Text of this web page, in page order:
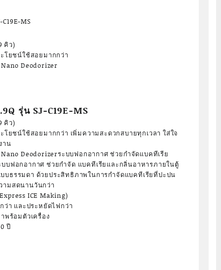
MS
คิว)
โยชน์ใช้สอยมากกว่า
Deodorizer
รุ่น SJ-C19E-MS
คิว)
โยชน์ใช้สอยมากกว่า เพิ่มความสะดวกสบายทุกเวลา ใส่ใจ
าน
Deodorizerระบบฟอกอากาศ ช่วยกำจัดแบคทีเรีย
บฟอกอากาศ ช่วยกำจัด แบคทีเรียและกลิ่นอาหารภายในตู้
บธรรมดา ด้วยประสิทธิภาพในการกำจัดแบคทีเรียที่ปะปน
ามสดนานวันกว่า
ICE Making)
ว่า และประหยัดไฟกว่า
พร้อมตัวเครื่อง
ปี